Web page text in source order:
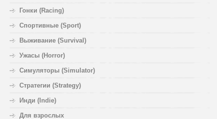
Гонки (Racing)
Спортивные (Sport)
Выживание (Survival)
Ужасы (Horror)
Симуляторы (Simulator)
Стратегии (Strategy)
Инди (Indie)
Для взрослых